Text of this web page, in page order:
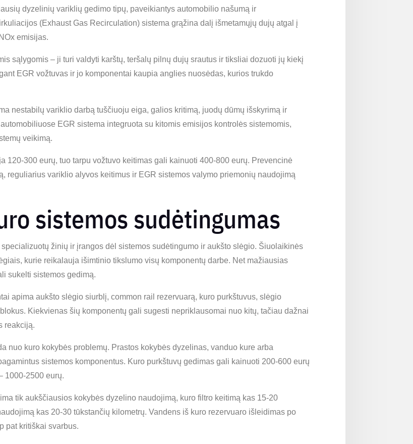
dyzelinių variklių gedimo tipų, paveikiantys automobilio našumą ir
(Exhaust Gas Recirculation) sistema grąžina dalį išmetamųjų dujų atgal į
emisijas.
sąlygomis – ji turi valdyti karštų, teršalų pilnų dujų srautus ir tiksliai dozuoti jų kiekį
EGR vožtuvas ir jo komponentai kaupia anglies nuosėdas, kurios trukdo
nestabilų variklio darbą tuščiuoju eiga, galios kritimą, juodų dūmų išskyrimą ir
EGR sistema integruota su kitomis emisijos kontrolės sistemomis,
veikimą.
120-300 eurų, tuo tarpu vožtuvo keitimas gali kainuoti 400-800 eurų. Prevencinė
reguliarius variklio alyvos keitimus ir EGR sistemos valymo priemonių naudojimą
sistemos sudėtingumas
žinių ir įrangos dėl sistemos sudėtingumo ir aukšto slėgio. Šiuolaikinės
kurie reikalauja išimtinio tikslumo visų komponentų darbe. Net mažiausias
sukelti sistemos gedimą.
apima aukšto slėgio siurblį, common rail rezervuarą, kuro purkštuvus, slėgio
Kiekvienas šių komponentų gali sugesti nepriklausomai nuo kitų, tačiau dažnai
reakciją.
nuo kuro kokybės problemų. Prastos kokybės dyzelinas, vanduo kure arba
sistemos komponentus. Kuro purkštuvų gedimas gali kainuoti 200-600 eurų
1000-2500 eurų.
tik aukščiausios kokybės dyzelino naudojimą, kuro filtro keitimą kas 15-20
kas 20-30 tūkstančių kilometrų. Vandens iš kuro rezervuaro išleidimas po
pat kritiškai svarbus.